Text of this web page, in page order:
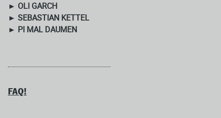
► OLI GARCH
► SEBASTIAN KETTEL
► PI MAL DAUMEN
FAQ!